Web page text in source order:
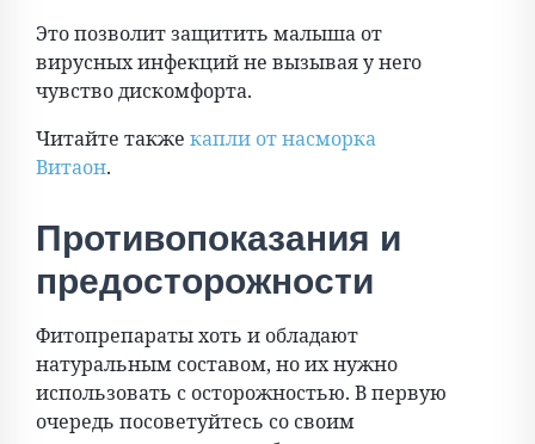
Это позволит защитить малыша от
вирусных инфекций не вызывая у него
чувство дискомфорта.
Читайте также капли от насморка
Витаон.
Противопоказания и
предосторожности
Фитопрепараты хоть и обладают
натуральным составом, но их нужно
использовать с осторожностью. В первую
очередь посоветуйтесь со своим